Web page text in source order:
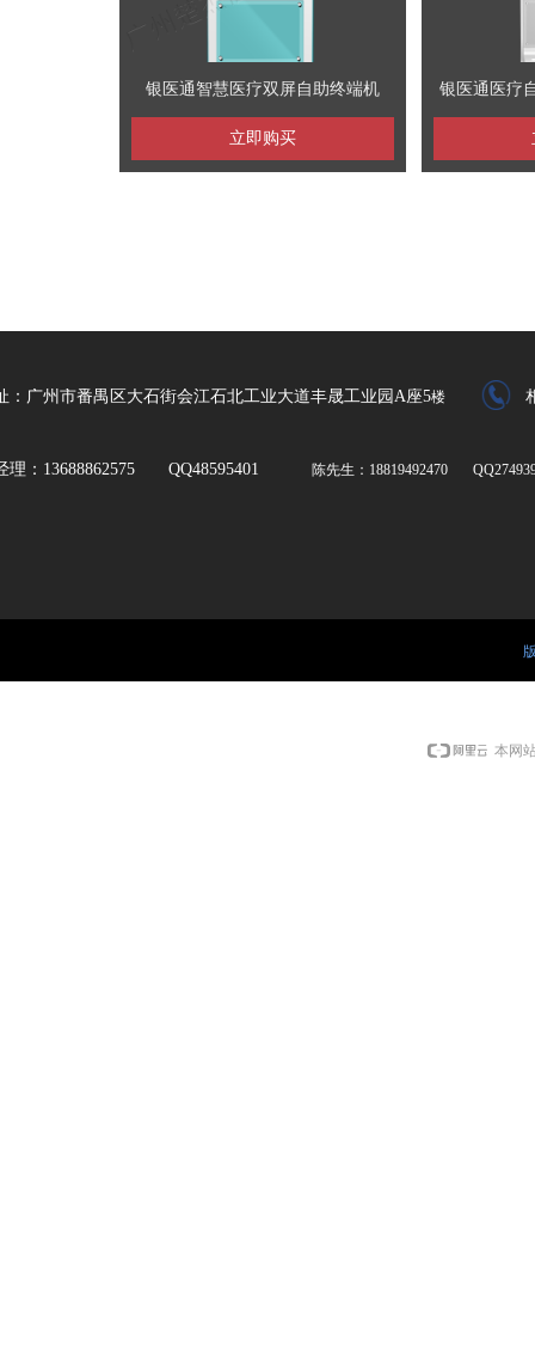
银医通智慧医疗双屏自助终端机
立即购买
银医通医疗
：广州市番禺区大石街会江石北工业大道丰晟工业园A座5楼
理：13688862575 QQ48595401 陈先生：18819492470
本网